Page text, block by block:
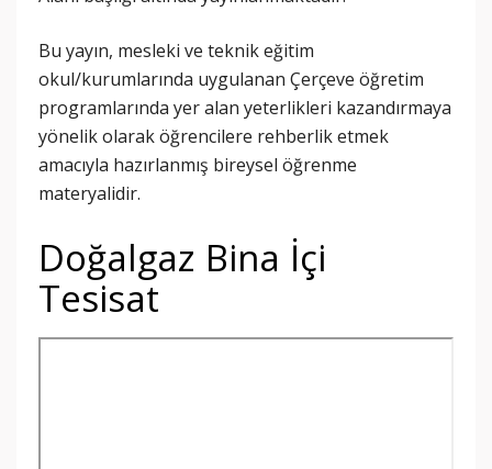
Bu yayın, mesleki ve teknik eğitim
okul/kurumlarında uygulanan Çerçeve öğretim
programlarında yer alan yeterlikleri kazandırmaya
yönelik olarak öğrencilere rehberlik etmek
amacıyla hazırlanmış bireysel öğrenme
materyalidir.
Doğalgaz Bina İçi
Tesisat